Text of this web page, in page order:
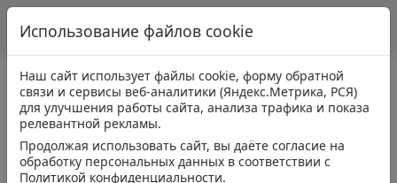
Использование файлов cookie
Наш сайт использует файлы cookie, форму обратной
связи и сервисы веб-аналитики (Яндекс.Метрика, РСЯ)
для улучшения работы сайта, анализа трафика и показа
релевантной рекламы.
Продолжая использовать сайт, вы даёте согласие на
обработку персональных данных в соответствии с
Политикой конфиденциальности.